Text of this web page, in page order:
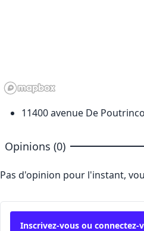
11400 avenue De
Opinions (0)
Pas d'opinion pour l'instant,
Inscrivez-vous ou